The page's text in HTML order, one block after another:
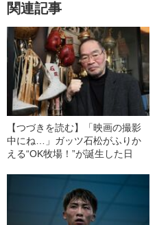
関連記事
【つづきを読む】「映画の撮影
中にね…」ガッツ石松がふりか
える“OK牧場！”が誕生した日